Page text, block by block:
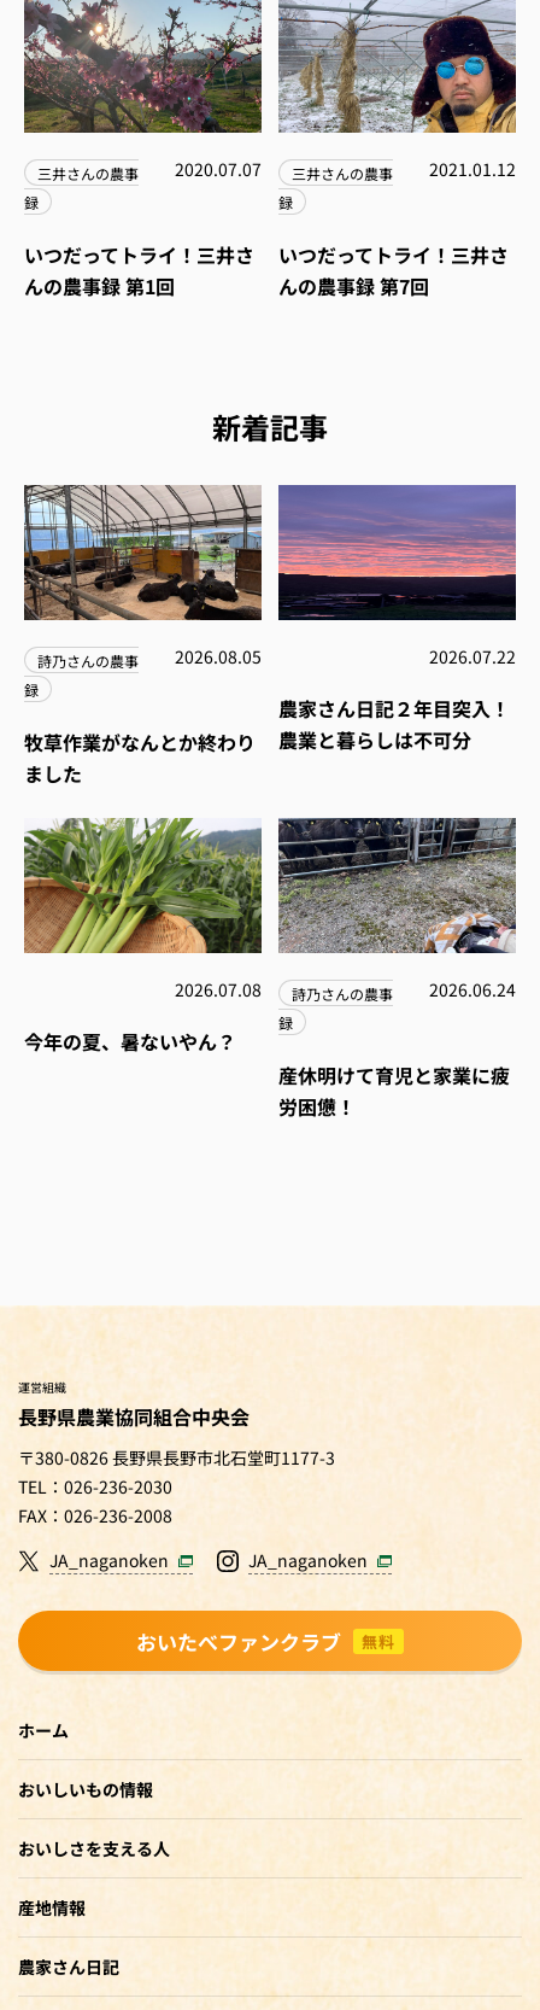
三井さんの農事
録
2020.07.07
いつだってトライ！三井さ
んの農事録 第1回
三井さんの農事
録
2021.01.12
いつだってトライ！三井さ
んの農事録 第7回
新着記事
詩乃さんの農事
録
2026.08.05
牧草作業がなんとか終わり
ました
2026.07.22
農家さん日記２年目突入！
農業と暮らしは不可分
2026.07.08
今年の夏、暑ないやん？
詩乃さんの農事
録
2026.06.24
産休明けて育児と家業に疲
労困憊！
運営組織
長野県農業協同組合中央会
〒380-0826 長野県長野市北石堂町1177-3
TEL：026-236-2030
FAX：026-236-2008
JA_naganoken
JA_naganoken
おいたべファンクラブ 無料
ホーム
おいしいもの情報
おいしさを支える人
産地情報
農家さん日記